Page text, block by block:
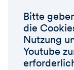
Bitte
die
Nutzung
Youtube